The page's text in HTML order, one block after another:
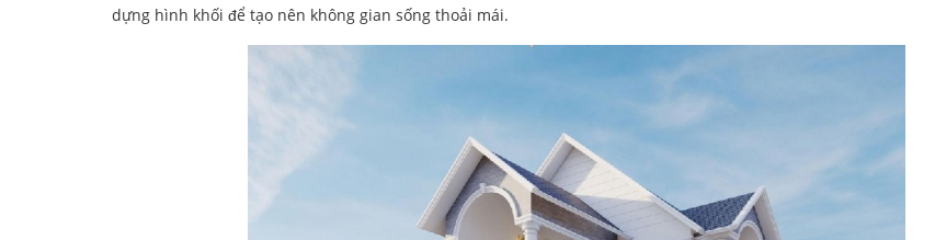
dựng hình khối để tạo nên không gian sống thoải mái.